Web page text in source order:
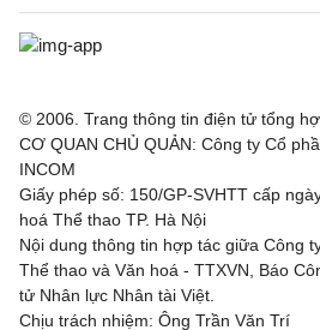
© 2006. Trang thông tin điện tử tổng
CƠ QUAN CHỦ QUẢN: Công ty Cổ
INCOM
Giấy phép số: 150/GP-SVHTT cấp
hoá Thể thao TP. Hà Nội
Nội dung thông tin hợp tác giữa Công
Thể thao và Văn hoá - TTXVN, Báo
tử Nhân lực Nhân tài Việt.
Chịu trách nhiệm: Ông Trần Văn Trí